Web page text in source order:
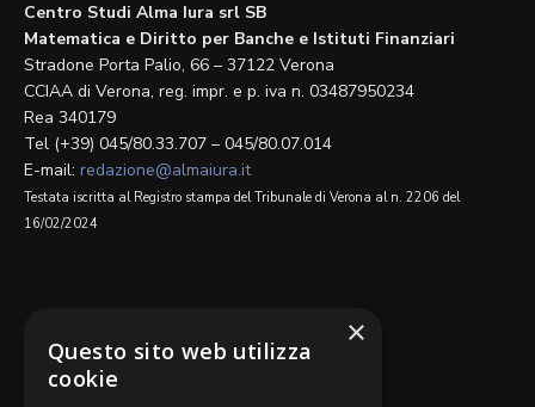
Centro Studi Alma Iura srl SB
Matematica e Diritto per Banche e Istituti Finanziari
Stradone Porta Palio, 66 – 37122 Verona
CCIAA di Verona, reg. impr. e p. iva n. 03487950234
Rea 340179
Tel (+39) 045/80.33.707 – 045/80.07.014
E-mail: redazione@almaiura.it
Testata iscritta al Registro stampa del Tribunale di Verona al n. 2206 del
16/02/2024
×
Questo sito web utilizza
cookie